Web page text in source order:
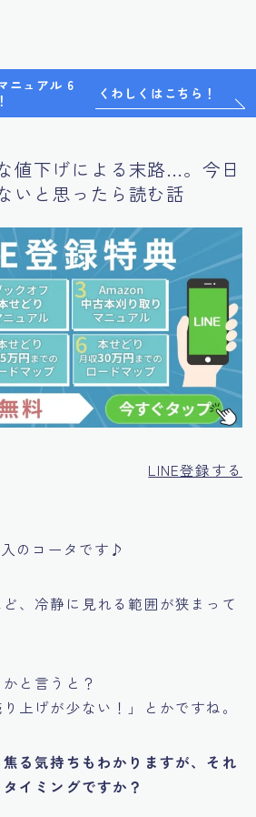
ニュアル 6
くわしくはこちら！
値下げによる末路…。今日
いと思ったら読む話
LINE登録する
のコータです♪
、冷静に見れる範囲が狭まって
と言うと？
り上げが少ない！」 とかですね。
る気持ちもわかりますが、それ
イミングですか？